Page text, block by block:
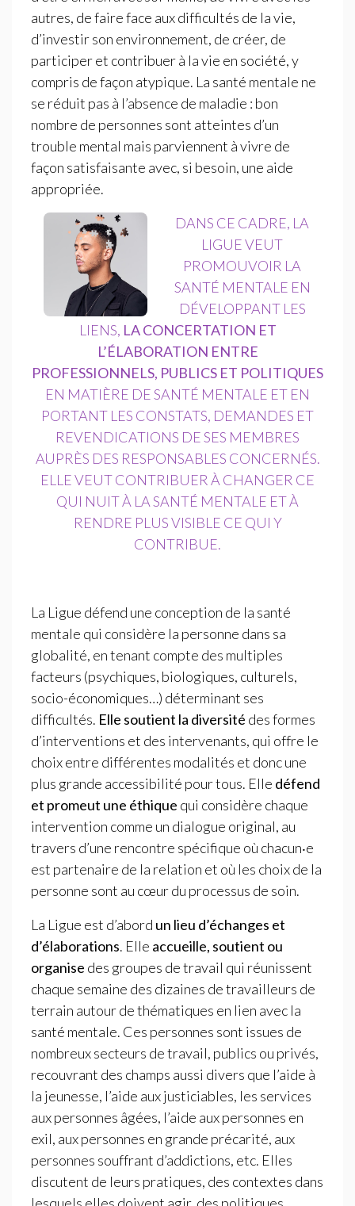
autres, de faire face aux difficultés de la vie,
d’investir son environnement, de créer, de
participer et contribuer à la vie en société, y
compris de façon atypique. La santé mentale ne
se réduit pas à l’absence de maladie : bon
nombre de personnes sont atteintes d’un
trouble mental mais parviennent à vivre de
façon satisfaisante avec, si besoin, une aide
appropriée.
DANS CE CADRE, LA
LIGUE VEUT
PROMOUVOIR LA
SANTÉ MENTALE EN
DÉVELOPPANT LES
LIENS, LA CONCERTATION ET
L’ÉLABORATION ENTRE
PROFESSIONNELS, PUBLICS ET POLITIQUES
EN MATIÈRE DE SANTÉ MENTALE ET EN
PORTANT LES CONSTATS, DEMANDES ET
REVENDICATIONS DE SES MEMBRES
AUPRÈS DES RESPONSABLES CONCERNÉS.
ELLE VEUT CONTRIBUER À CHANGER CE
QUI NUIT À LA SANTÉ MENTALE ET À
RENDRE PLUS VISIBLE CE QUI Y
CONTRIBUE.
La Ligue défend une conception de la santé
mentale qui considère la personne dans sa
globalité, en tenant compte des multiples
facteurs (psychiques, biologiques, culturels,
socio-économiques…) déterminant ses
difficultés. Elle soutient la diversité des formes
d’interventions et des intervenants, qui offre le
choix entre différentes modalités et donc une
plus grande accessibilité pour tous. Elle défend
et promeut une éthique qui considère chaque
intervention comme un dialogue original, au
travers d’une rencontre spécifique où chacun‧e
est partenaire de la relation et où les choix de la
personne sont au cœur du processus de soin.
La Ligue est d’abord un lieu d’échanges et
d’élaborations. Elle accueille, soutient ou
organise des groupes de travail qui réunissent
chaque semaine des dizaines de travailleurs de
terrain autour de thématiques en lien avec la
santé mentale. Ces personnes sont issues de
nombreux secteurs de travail, publics ou privés,
recouvrant des champs aussi divers que l’aide à
la jeunesse, l’aide aux justiciables, les services
aux personnes âgées, l’aide aux personnes en
exil, aux personnes en grande précarité, aux
personnes souffrant d’addictions, etc. Elles
discutent de leurs pratiques, des contextes dans